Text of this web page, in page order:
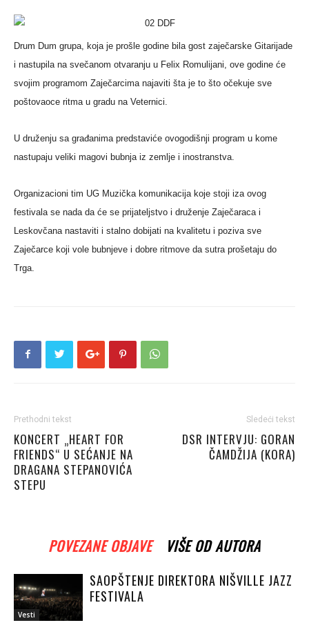
Drum Dum grupa, koja je prošle godine bila gost zaječarske Gitarijade
i nastupila na svečanom otvaranju u Felix Romulijani, ove godine će
svojim programom Zaječarcima najaviti šta je to što očekuje sve
poštovaoce ritma u gradu na Veternici.
U druženju sa građanima predstaviće ovogodišnji program u kome
nastupaju veliki magovi bubnja iz zemlje i inostranstva.
Organizacioni tim UG Muzička komunikacija koje stoji iza ovog
festivala se nada da će se prijateljstvo i druženje Zaječaraca i
Leskovčana nastaviti i stalno dobijati na kvalitetu i poziva sve
Zaječarce koji vole bubnjeve i dobre ritmove da sutra prošetaju do
Trga.
Prethodni tekst
KONCERT „HEART FOR
FRIENDS“ U SEĆANJE NA
DRAGANA STEPANOVIĆA
STEPU
Sledeći tekst
DSR INTERVJU: GORAN
ČAMDŽIJA (KORA)
POVEZANE OBJAVE VIŠE OD AUTORA
Vesti
SAOPŠTENJE DIREKTORA NIŠVILLE JAZZ
FESTIVALA